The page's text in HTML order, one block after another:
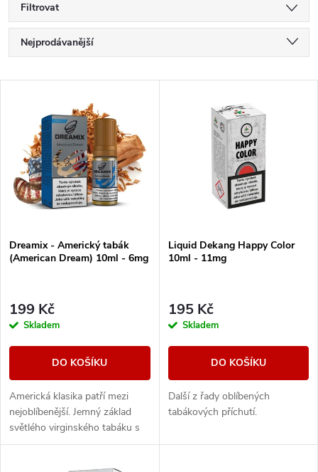
Filtrovat
Ř
a
e
n
p
r
o
u
k
Nejprodávanější
Nejdražší
Abecedně
p
i
s
p
r
o
d
u
k
Dreamix - Americký tabák
(American Dream) 10ml - 6mg
199 Kč
Skladem
DO KOŠÍKU
Americká klasika patří mezi
nejoblíbenější. Jemný základ
světlého virginského tabáku s
sebou nese nenápadné lehce
Liquid Dekang Happy Color
10ml - 11mg
195 Kč
Skladem
DO KOŠÍKU
Další z řady oblíbených
tabákových příchutí.